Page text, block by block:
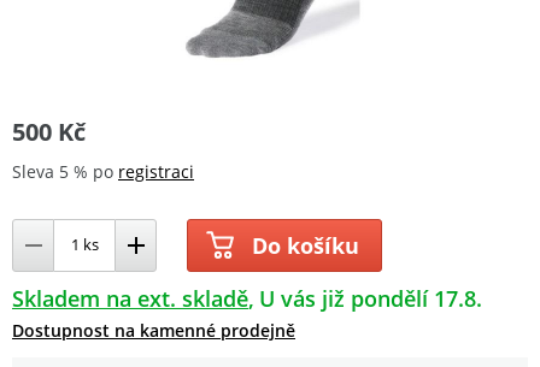
500 Kč
Sleva 5 % po registraci
Do košíku
Skladem na ext. skladě U vás již pondělí 17.8.
Dostupnost na kamenné prodejně